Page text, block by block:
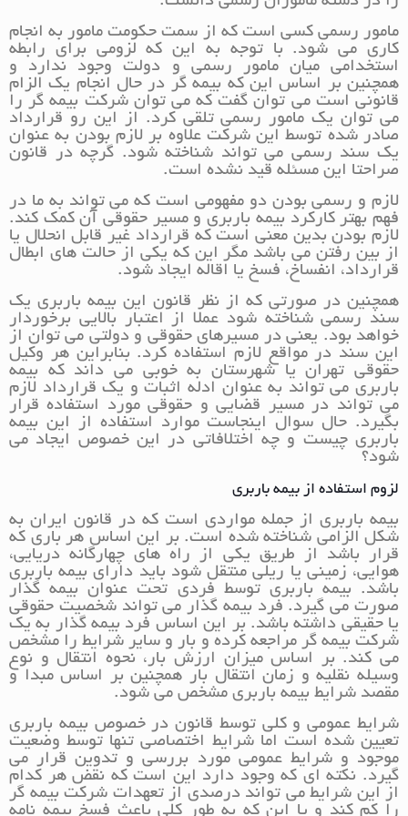
مامور رسمی کسی است که از سمت حکومت مامور به انجام
کاری می شود. با توجه به این که لزومی برای رابطه
استخدامی میان مامور رسمی و دولت وجود ندارد و
همچنین بر اساس این که بیمه گر در حال انجام یک الزام
قانونی است می توان گفت که می توان شرکت بیمه گر را
می توان یک مامور رسمی تلقی کرد. از این رو قرارداد
صادر شده توسط این شرکت علاوه بر لازم بودن به عنوان
یک سند رسمی می تواند شناخته شود. گرچه در قانون
صراحتا این مسئله قید نشده است.
لازم و رسمی بودن دو مفهومی است که می تواند به ما در
فهم بهتر کارکرد بیمه باربری و مسیر حقوقی آن کمک کند.
لازم بودن بدین معنی است که قرارداد غیر قابل انحلال یا
از بین رفتن می باشد مگر این که یکی از حالت های ابطال
قرارداد، انفساخ، فسخ یا اقاله ایجاد شود.
همچنین در صورتی که از نظر قانون این بیمه باربری یک
سند رسمی شناخته شود عملا از اعتبار بالایی برخوردار
خواهد بود. یعنی در مسیرهای حقوقی و دولتی می توان از
این سند در مواقع لازم استفاده کرد. بنابراین هر وکیل
حقوقی تهران یا شهرستان به خوبی می داند که بیمه
باربری می تواند به عنوان ادله اثبات و یک قرارداد لازم
می تواند در مسیر قضایی و حقوقی مورد استفاده قرار
بگیرد. حال سوال اینجاست موارد استفاده از این بیمه
باربری چیست و چه اختلافاتی در این خصوص ایجاد می
شود؟
لزوم استفاده از بیمه باربری
بیمه باربری از جمله مواردی است که در قانون ایران به
شکل الزامی شناخته شده است. بر این اساس هر باری که
قرار باشد از طریق یکی از راه های چهارگانه دریایی،
هوایی، زمینی یا ریلی منتقل شود باید دارای بیمه باربری
باشد. بیمه باربری توسط فردی تحت عنوان بیمه گذار
صورت می گیرد. فرد بیمه گذار می تواند شخصیت حقوقی
یا حقیقی داشته باشد. بر این اساس فرد بیمه گذار به یک
شرکت بیمه گر مراجعه کرده و بار و سایر شرایط را مشخص
می کند. بر اساس میزان ارزش بار، نحوه انتقال و نوع
وسیله نقلیه و زمان انتقال بار همچنین بر اساس مبدا و
مقصد شرایط بیمه باربری مشخص می شود.
شرایط عمومی و کلی توسط قانون در خصوص بیمه باربری
تعیین شده است اما شرایط اختصاصی تنها توسط وضعیت
موجود و شرایط عمومی مورد بررسی و تدوین قرار می
گیرد. نکته ای که وجود دارد این است که نقض هر کدام
از این شرایط می تواند درصدی از تعهدات شرکت بیمه گر
را کم کند و یا این که به طور کلی باعث فسخ بیمه نامه